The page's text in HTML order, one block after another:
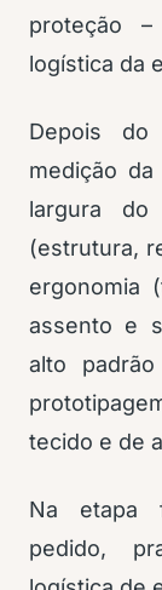
proteção
logística da
Depois
medição
largura do
(estrutura,
ergonomia
assento e
alto
tecido e de
Na etapa
pedido,